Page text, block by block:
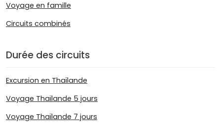
Voyage en famille
Circuits combinés
Durée des circuits
Excursion en Thaïlande
Voyage Thaïlande 5 jours
Voyage Thaïlande 7 jours